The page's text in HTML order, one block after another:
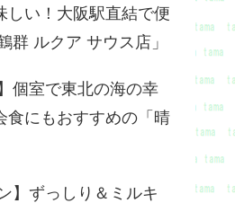
しい！大阪駅直結で便
群 ルクア サウス店」
個室で東北の海の幸
食にもおすすめの「晴
】ずっしり＆ミルキ